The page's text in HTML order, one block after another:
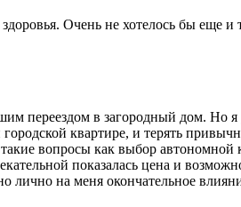
Очень не хотелось бы еще и
переездом в загородный дом. Но
квартире, и терять
вопросы как выбор
показалась цена и
лично на меня окончательное